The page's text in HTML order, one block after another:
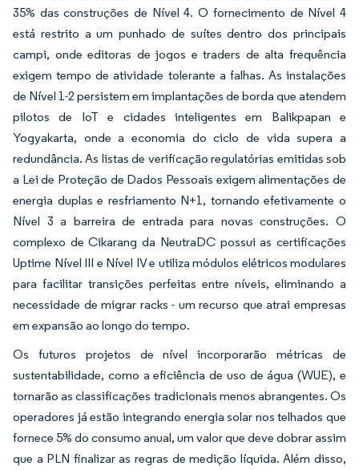
35% das construções de Nível 4. O fornecimento de Nível 4
está restrito a um punhado de suítes dentro dos principais
campi, onde editoras de jogos e traders de alta frequência
exigem tempo de atividade tolerante a falhas. As instalações
de Nível 1-2 persistem em implantações de borda que atendem
pilotos de IoT e cidades inteligentes em Balikpapan e
Yogyakarta, onde a economia do ciclo de vida supera a
redundância. As listas de verificação regulatórias emitidas sob
a Lei de Proteção de Dados Pessoais exigem alimentações de
energia duplas e resfriamento N+1, tornando efetivamente o
Nível 3 a barreira de entrada para novas construções. O
complexo de Cikarang da NeutraDC possui as certificações
Uptime Nível III e Nível IV e utiliza módulos elétricos modulares
para facilitar transições perfeitas entre níveis, eliminando a
necessidade de migrar racks - um recurso que atrai empresas
em expansão ao longo do tempo.
Os futuros projetos de nível incorporarão métricas de
sustentabilidade, como a eficiência de uso de água (WUE), e
tornarão as classificações tradicionais menos abrangentes. Os
operadores já estão integrando energia solar nos telhados que
fornece 5% do consumo anual, um valor que deve dobrar assim
que a PLN finalizar as regras de medição líquida. Além disso,